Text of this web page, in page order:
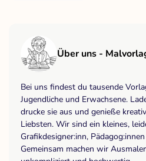
Über uns -
Bei uns findest du tausende
Jugendliche und Erwachsene.
drucke sie aus und genieße
Liebsten. Wir sind ein kleines,
Grafikdesigner:inn,
Gemeinsam machen wir